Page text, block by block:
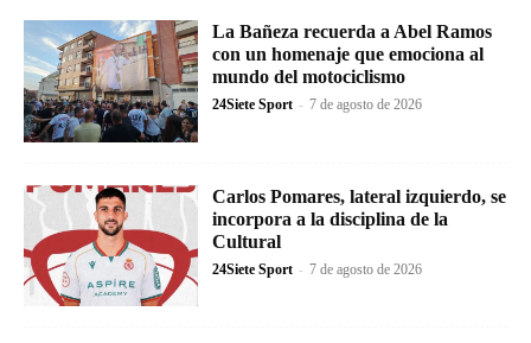
La Bañeza recuerda a Abel Ramos
con un homenaje que emociona al
mundo del motociclismo
24Siete Sport - 7 de agosto de 2026
Carlos Pomares, lateral izquierdo, se
incorpora a la disciplina de la
Cultural
24Siete Sport - 7 de agosto de 2026